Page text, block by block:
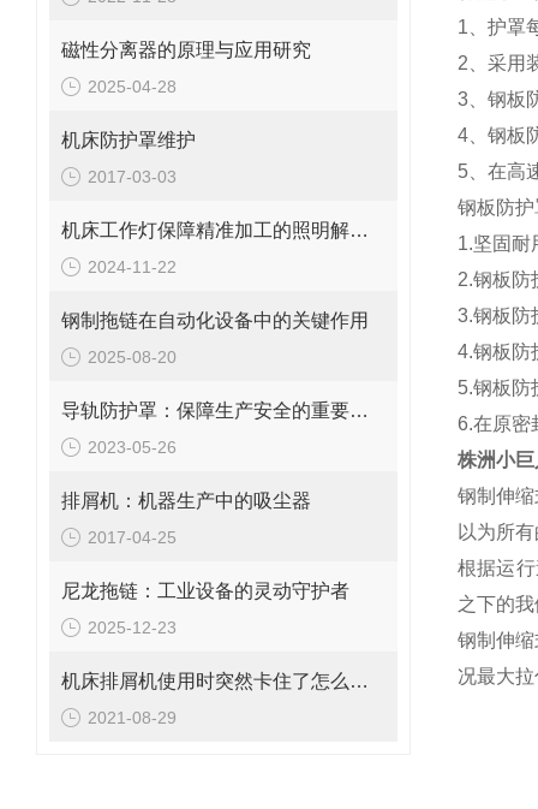
磁性分离器的原理与应用研究
2025-04-28
机床防护罩维护
2017-03-03
机床工作灯保障精准加工的照明解决方案
2024-11-22
钢制拖链在自动化设备中的关键作用
2025-08-20
导轨防护罩：保障生产安全的重要工具
2023-05-26
排屑机：机器生产中的吸尘器
2017-04-25
尼龙拖链：工业设备的灵动守护者
2025-12-23
机床排屑机使用时突然卡住了怎么办？
2021-08-29
1、护罩
2、采用
3、钢板
4、钢板
5、在高
钢板防
1.坚固耐
2.钢板防
3.钢板防
4.钢板防
5.钢板防
6.在原
株洲小
钢制伸
以为所
根据运
之下的
钢制伸
况最大